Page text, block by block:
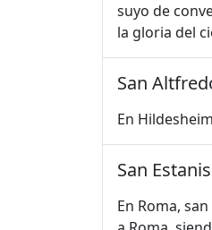
suyo de
la gloria del
San
En
San
En Roma,